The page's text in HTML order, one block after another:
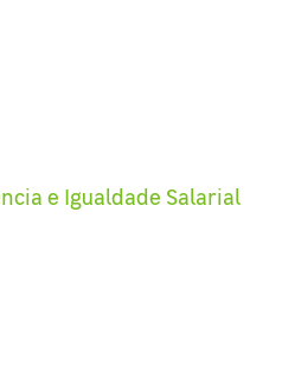
e Igualdade Salarial